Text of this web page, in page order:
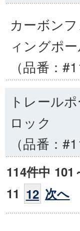
カーボン
ィングポ
（品番：
トレール
ロック
（品番：
114件中 101
11 12 次へ